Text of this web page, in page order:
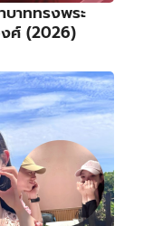
าททรงพระ
ศ์ (2026)